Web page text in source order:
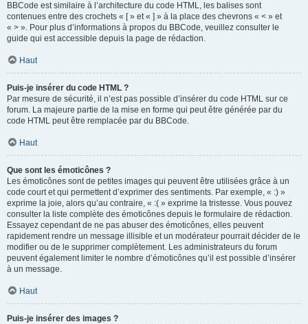
BBCode est similaire à l’architecture du code HTML, les balises sont
contenues entre des crochets « [ » et « ] » à la place des chevrons « < » et
« > ». Pour plus d’informations à propos du BBCode, veuillez consulter le
guide qui est accessible depuis la page de rédaction.
Haut
Puis-je insérer du code HTML ?
Par mesure de sécurité, il n’est pas possible d’insérer du code HTML sur ce
forum. La majeure partie de la mise en forme qui peut être générée par du
code HTML peut être remplacée par du BBCode.
Haut
Que sont les émoticônes ?
Les émoticônes sont de petites images qui peuvent être utilisées grâce à un
code court et qui permettent d’exprimer des sentiments. Par exemple, « :) »
exprime la joie, alors qu’au contraire, « :( » exprime la tristesse. Vous pouvez
consulter la liste complète des émoticônes depuis le formulaire de rédaction.
Essayez cependant de ne pas abuser des émoticônes, elles peuvent
rapidement rendre un message illisible et un modérateur pourrait décider de le
modifier ou de le supprimer complètement. Les administrateurs du forum
peuvent également limiter le nombre d’émoticônes qu’il est possible d’insérer
à un message.
Haut
Puis-je insérer des images ?